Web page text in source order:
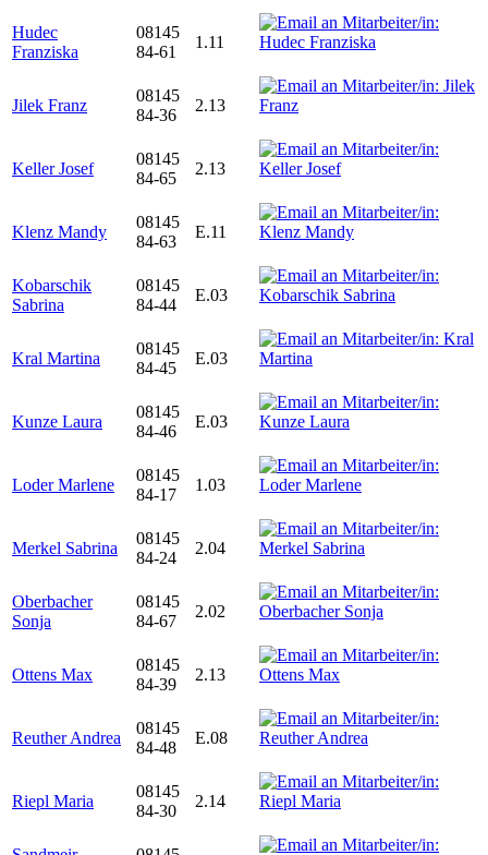
Hudec
Franziska
08145
84-61
1.11
Jilek Franz
08145
84-36
2.13
Keller Josef
08145
84-65
2.13
Klenz Mandy
08145
84-63
E.11
Kobarschik
Sabrina
08145
84-44
E.03
Kral Martina
08145
84-45
E.03
Kunze Laura
08145
84-46
E.03
Loder Marlene
08145
84-17
1.03
Merkel Sabrina
08145
84-24
2.04
Oberbacher
Sonja
08145
84-67
2.02
Ottens Max
08145
84-39
2.13
Reuther Andrea
08145
84-48
E.08
Riepl Maria
08145
84-30
2.14